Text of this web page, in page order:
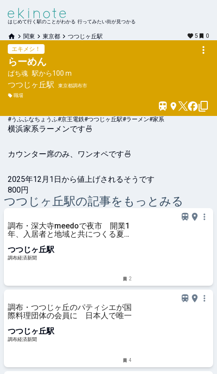
はじめて行く駅のことがわかる 行ってみたい街が見つかる
関東 東京都 つつじヶ丘駅 5
0
エキメシ！
らーめん
ばち魂 駅から100 m
つつじヶ丘駅
東京都調布市
職場
#うふふなちょうふ#京王電鉄#つつじヶ丘駅#ラーメン#家系
横浜家系ラーメンです🍜
カウンター席のみ、ワンオペです🍜
2025年12月1日から値上げされるそうです
800円
つつじヶ丘駅の記事をもっとみる
調布・深大寺meedoで夜市 開業1
年、入居者と地域と共につくる夏祭
つつじヶ丘駅
調布経済新聞
2
調布・つつじヶ丘のパティシエが国
際料理団体の会員に 日本人で唯一
つつじヶ丘駅
調布経済新聞
4